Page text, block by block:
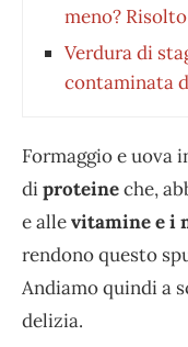
meno?
Verdura di
contaminata
Formaggio e uova
diproteineche,
e allevitamine e i
rendono questo
Andiamo quindi a
delizia.